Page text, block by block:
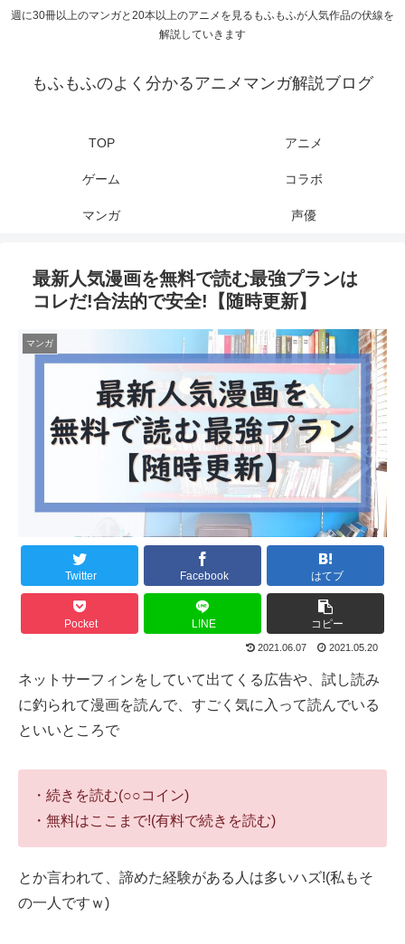
週に30冊以上のマンガと20本以上のアニメを見るもふもふが人気作品の伏線を
解説していきます
もふもふのよく分かるアニメマンガ解説ブログ
TOP アニメ
ゲーム コラボ
マンガ 声優
最新人気漫画を無料で読む最強プランは
コレだ!合法的で安全!【随時更新】
マンガ
Twitter Facebook はてブ
Pocket LINE コピー
2021.06.07 2021.05.20
ネットサーフィンをしていて出てくる広告や、試し読み
に釣られて漫画を読んで、すごく気に入って読んでいる
といいところで
・続きを読む(○○コイン)
・無料はここまで!(有料で続きを読む)
とか言われて、諦めた経験がある人は多いハズ!(私もそ
の一人ですｗ)